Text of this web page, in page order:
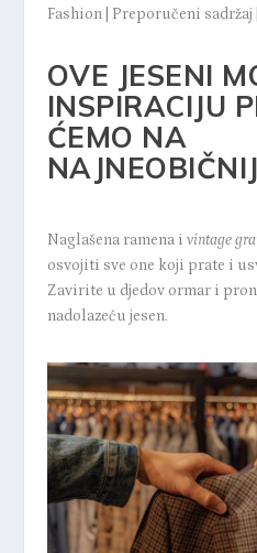
Fashion| Preporučeni sadržaj
OVE JESENI
INSPIRACIJU
ĆEMO NA
Naglašena ramena i vintage
osvojiti sve one koji prate i
Zavirite u djedov ormar i
nadolazeću jesen.